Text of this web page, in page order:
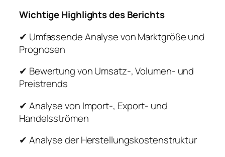
Wichtige Highlights des Berichts
✔ Umfassende Analyse von Marktgröße und
Prognosen
✔ Bewertung von Umsatz-, Volumen- und
Preistrends
✔ Analyse von Import-, Export- und
Handelsströmen
✔ Analyse der Herstellungskostenstruktur